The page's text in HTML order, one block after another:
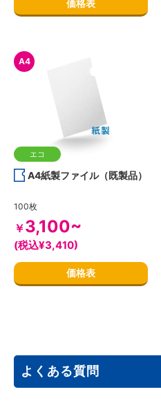
価格表
A4
エコ
A4紙製ファイル（既製品）
100枚
￥3,100~
(税込¥3,410)
価格表
よくある質問